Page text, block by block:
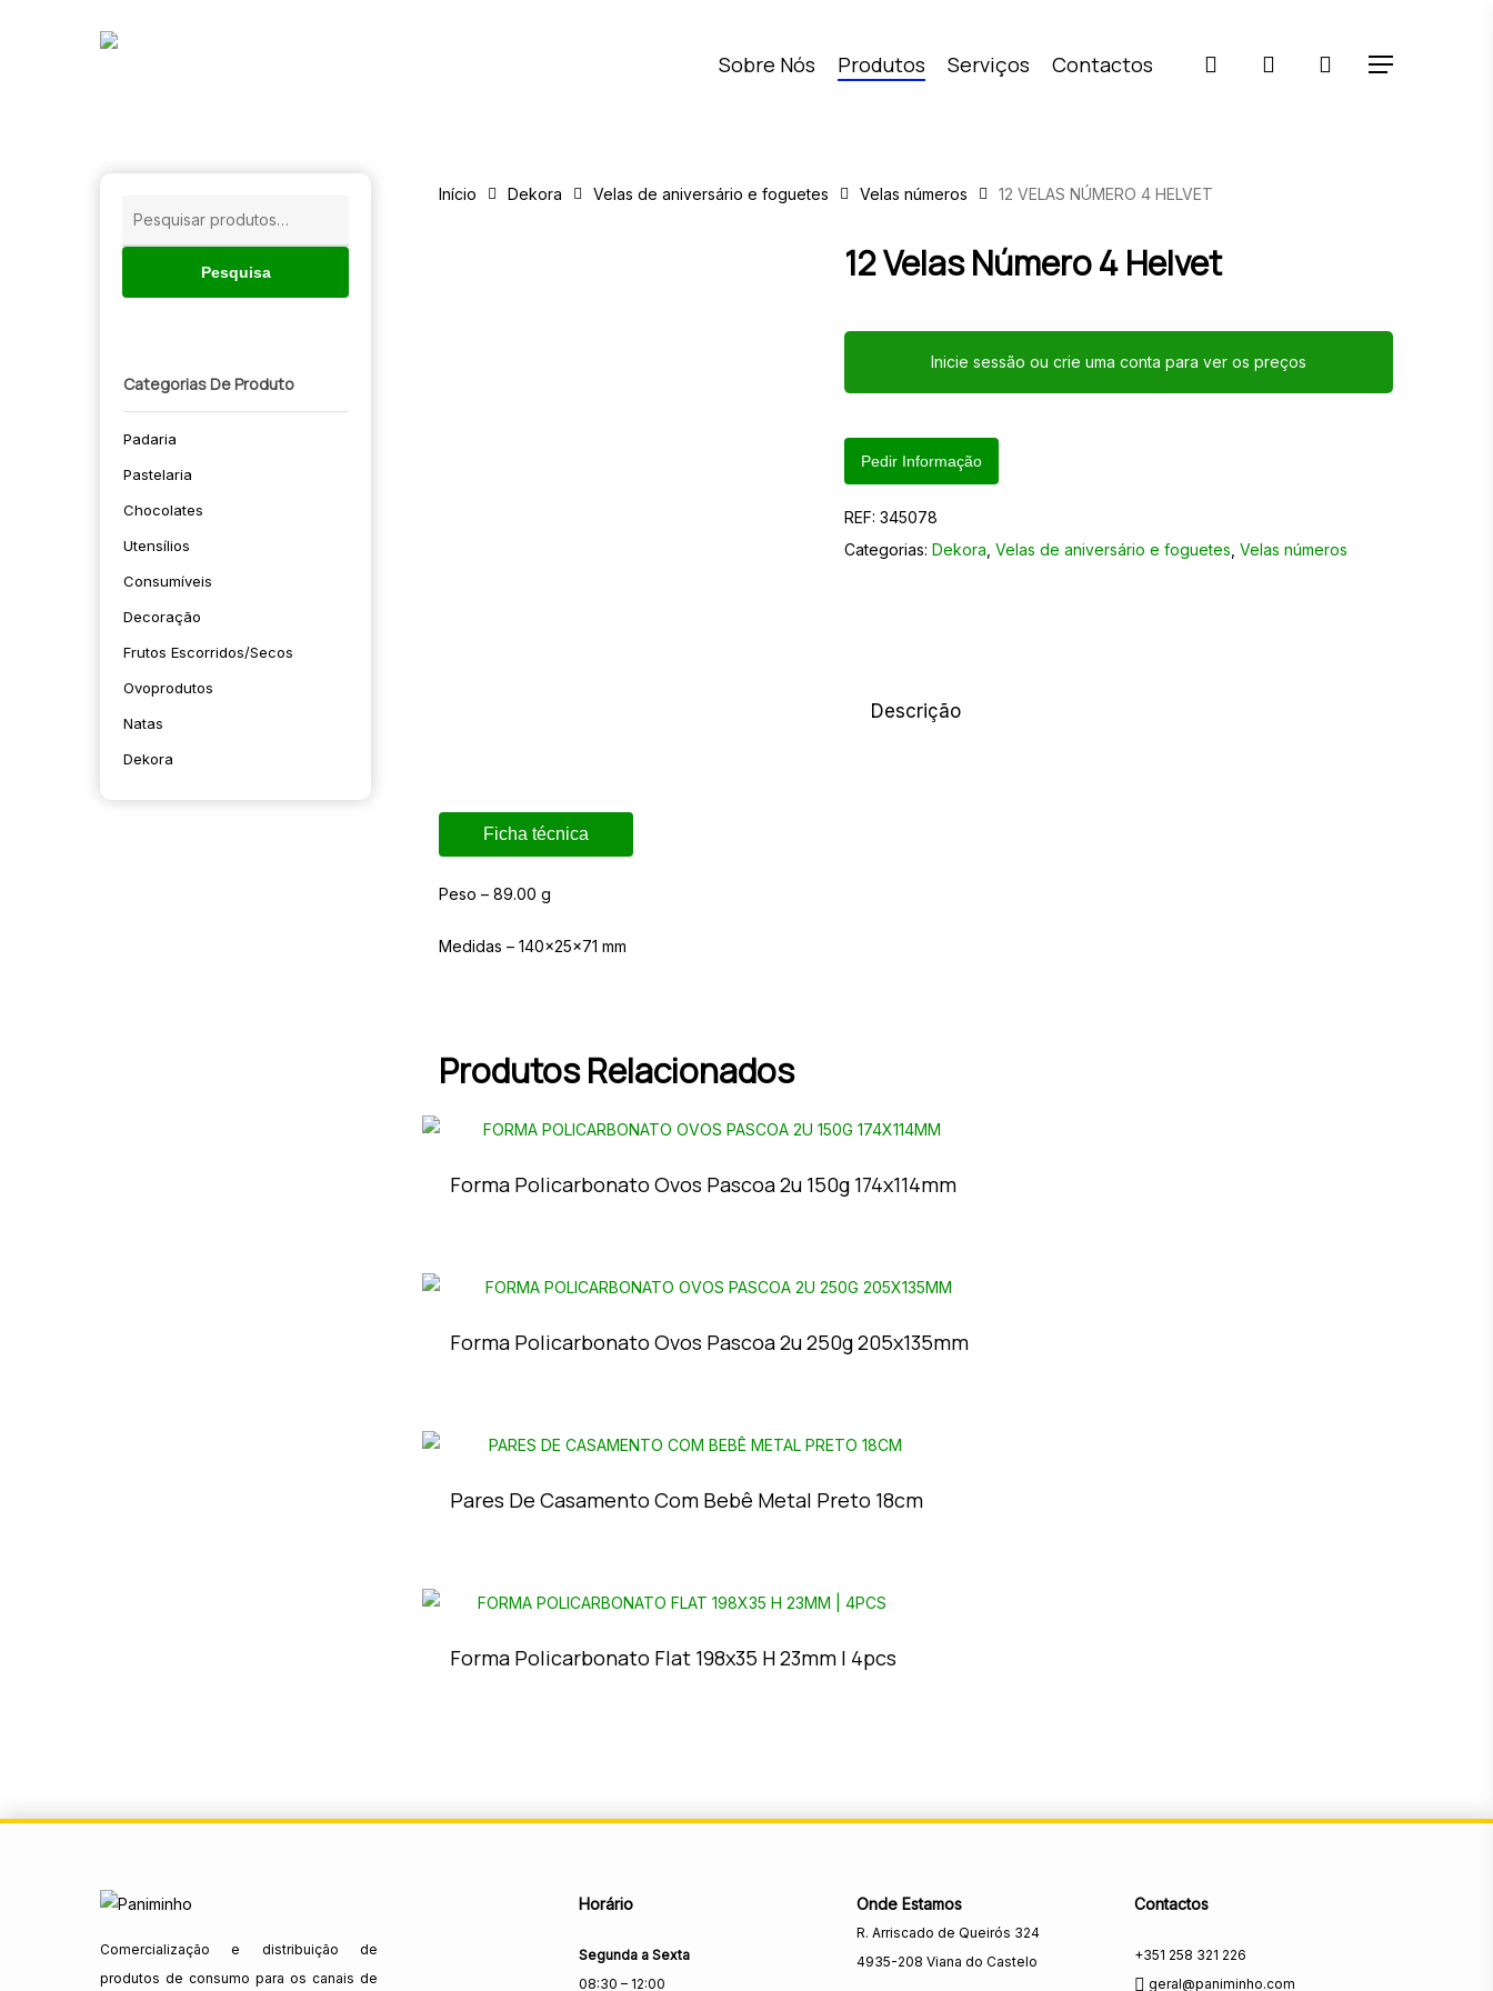
🔍
Sobre Nós Produtos Serviços Contactos pesquisaraccount Menu
Pesquisa
Categorias De Produto
Padaria
Pastelaria
Chocolates
Utensílios
Consumíveis
Decoração
Frutos Escorridos/secos
Ovoprodutos
Natas
Dekora
Início Dekora Velas de aniversário e foguetes Velas números 12 VELAS NÚMERO 4 HELVET
12 Velas Número 4 Helvet
Inicie sessão ou crie uma conta para ver os preços
Pedir Informação
REF:345078
Categorias:Dekora ,Velas de aniversário e foguetes ,Velas números
Descrição
Ficha técnica
Peso – 89.00 g
Medidas – 140x25x71 mm
Produtos Relacionados
Forma Policarbonato Ovos Pascoa 2u 150g 174x114mm
Forma Policarbonato Ovos Pascoa 2u 250g 205x135mm
Pares De Casamento Com Bebê Metal Preto 18cm
Forma Policarbonato Flat 198x35 H 23mm | 4pcs
Comercialização e distribuição de
produtos de consumo para os canais de
Horário
Segunda a Sexta
08:30 – 12:00
Onde Estamos
R. Arriscado de Queirós 324
4935-208 Viana do Castelo
Contactos
+351 258 321 226
geral@paniminho.com